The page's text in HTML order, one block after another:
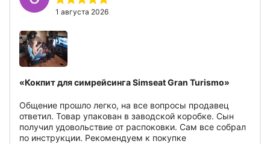
1 августа 2026
«Кокпит для симрейсинга Simseat Gran Turismo»
Общение прошло легко, на все вопросы продавец
ответил. Товар упакован в заводской коробке. Сын
получил удовольствие от распоковки. Сам все собрал
по инструкции. Рекомендуем к покупке